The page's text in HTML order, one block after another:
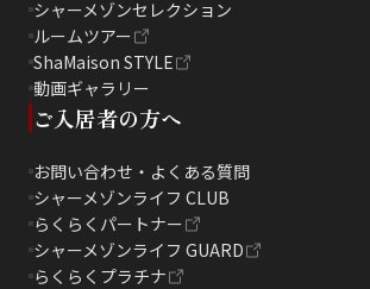
シャーメゾンセレクション
ルームツアー
ShaMaison STYLE
動画ギャラリー
ご入居者の方へ
お問い合わせ・よくある質問
シャーメゾンライフ CLUB
らくらくパートナー
シャーメゾンライフ GUARD
らくらくプラチナ